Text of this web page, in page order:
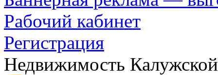
Рабочий кабинет
Регистрация
Недвижимость